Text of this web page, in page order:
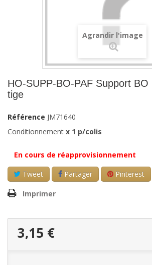
Agrandir l'image
HO-SUPP-BO-PAF Support BO
tige
Référence JM71640
Conditionnement x 1 p/colis
En cours de réapprovisionnement
Tweet
Partager Pinterest
Imprimer
3,15 €